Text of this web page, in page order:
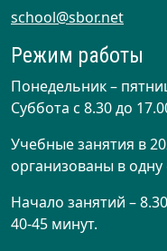
school@sbor.net
Режим работы
Понедельник –
Суббота с 8.30 до
Учебные занятия в
организованы в одну
Начало занятий –
40-45 минут.